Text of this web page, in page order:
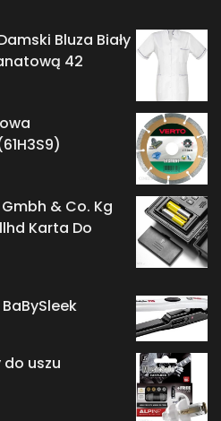
Bluza Biały
42
& Co. Kg
Karta Do
BaBySleek
uszu